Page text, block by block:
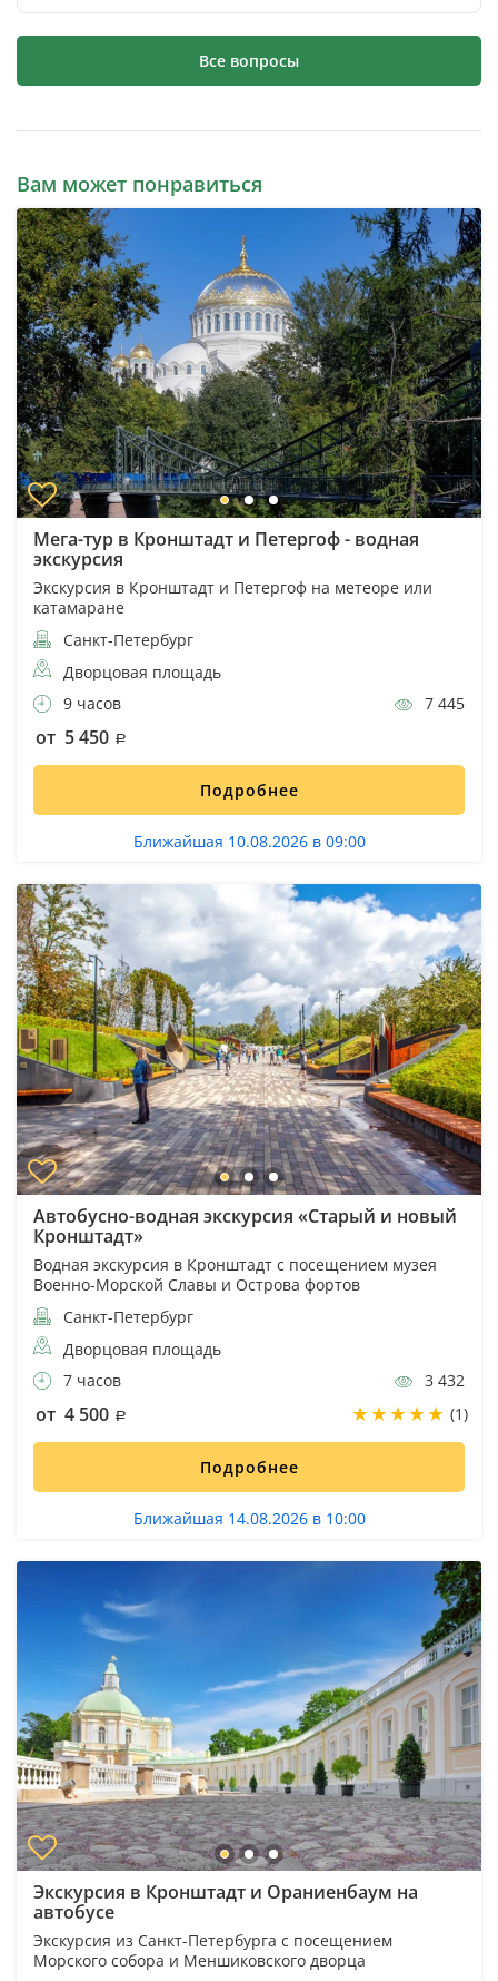
Все вопросы
Вам может понравиться
Мега-тур в Кронштадт и Петергоф - водная
экскурсия
Экскурсия в Кронштадт и Петергоф на метеоре или
катамаране
Санкт-Петербург
Дворцовая площадь
9 часов
7 445
от 5 450
Подробнее
Ближайшая 10.08.2026 в 09:00
Автобусно-водная экскурсия «Старый и новый
Кронштадт»
Водная экскурсия в Кронштадт с посещением музея
Военно-Морской Славы и Острова фортов
Санкт-Петербург
Дворцовая площадь
7 часов
3 432
от 4 500 (1)
Подробнее
Ближайшая 14.08.2026 в 10:00
Экскурсия в Кронштадт и Ораниенбаум на
автобусе
Экскурсия из Санкт-Петербурга с посещением
Морского собора и Меншиковского дворца